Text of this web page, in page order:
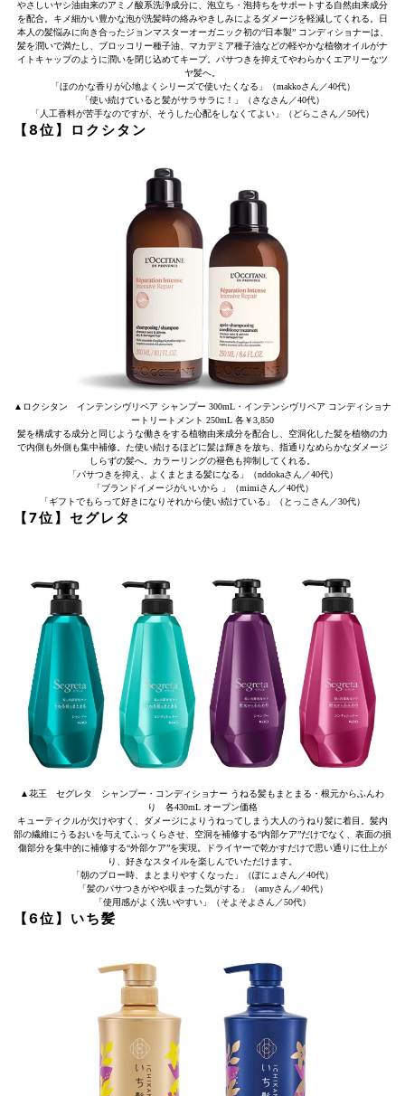
やさしいヤシ油由来のアミノ酸系洗浄成分に、泡立ち・泡持ちをサポートする自然由来成分
を配合。キメ細かい豊かな泡が洗髪時の絡みやきしみによるダメージを軽減してくれる。日
本人の髪悩みに向き合ったジョンマスターオーガニック初の“日本製” コンディショナーは、
髪を潤いで満たし、ブロッコリー種子油、マカデミア種子油などの軽やかな植物オイルがナ
イトキャップのように潤いを閉じ込めてキープ。パサつきを抑えてやわらかくエアリーなツ
ヤ髪へ。
「ほのかな香りが心地よくシリーズで使いたくなる」（makkoさん／40代）
「使い続けていると髪がサラサラに！」（さなさん／40代）
「人工香料が苦手なのですが、そうした心配をしなくてよい」（どらこさん／50代）
【8位】ロクシタン
▲ロクシタン インテンシヴリペア シャンプー 300mL・インテンシヴリペア コンディショナ
ートリートメント 250mL 各￥3,850
髪を構成する成分と同じような働きをする植物由来成分を配合し、空洞化した髪を植物の力
で内側も外側も集中補修。た使い続けるほどに髪は輝きを放ち、指通りなめらかなダメージ
しらずの髪へ。カラーリングの褪色も抑制してくれる。
「パサつきを抑え、よくまとまる髪になる」（nddokaさん／40代）
「ブランドイメージがいいから 」（mimiさん／40代）
「ギフトでもらって好きになりそれから使い続けている」（とっこさん／30代）
【7位】セグレタ
▲花王 セグレタ シャンプー・コンディショナー うねる髪もまとまる・根元からふんわ
り 各430mL オープン価格
キューティクルが欠けやすく、ダメージによりうねってしまう大人のうねり髪に着目。髪内
部の繊維にうるおいを与えてふっくらさせ、空洞を補修する“内部ケア”だけでなく、表面の損
傷部分を集中的に補修する“外部ケア”を実現。ドライヤーで乾かすだけで思い通りに仕上が
り、好きなスタイルを楽しんでいただけます。
「朝のブロー時、まとまりやすくなった」（ぽにょさん／40代）
「髪のパサつきがやや収まった気がする」（amyさん／40代）
「使用感がよく洗いやすい」（そよそよさん／50代）
【6位】いち髪